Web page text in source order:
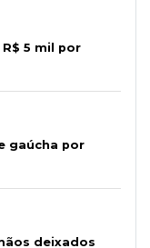
5 mil por
gaúcha por
deixados